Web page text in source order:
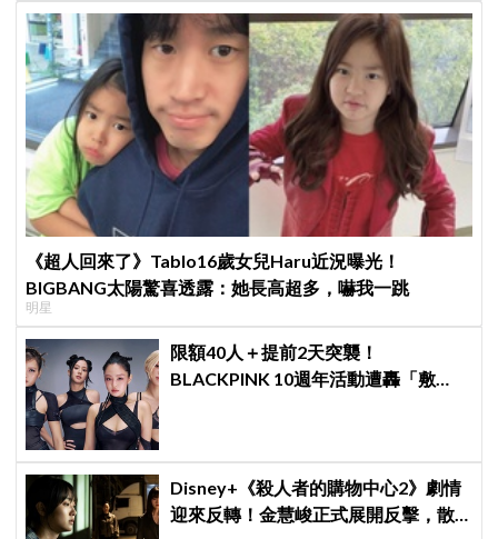
《超人回來了》Tablo16歲女兒Haru近況曝光！
BIGBANG太陽驚喜透露：她長高超多，嚇我一跳
明星
限額40人＋提前2天突襲！
BLACKPINK 10週年活動遭轟「敷
Disney+《殺人者的購物中心2》劇情
迎來反轉！金慧峻正式展開反擊，散